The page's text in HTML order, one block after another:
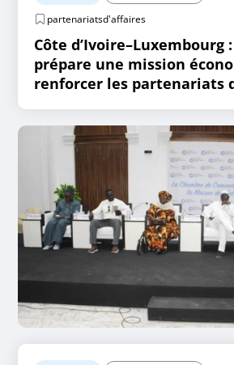
partenariatsd'affaires
Côte d’Ivoire–Luxembourg :
prépare une mission
renforcer les partenariats